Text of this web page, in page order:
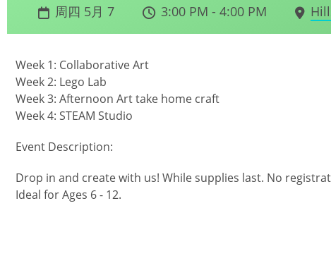
周四 5月 7 3:00 PM - 4:00 PM
Week 1: Collaborative Art
Week 2: Lego Lab
Week 3: Afternoon Art take home craft
Week 4: STEAM Studio
Event Description:
Drop in and create with us! While supplies last. No
Ideal for Ages 6 - 12.